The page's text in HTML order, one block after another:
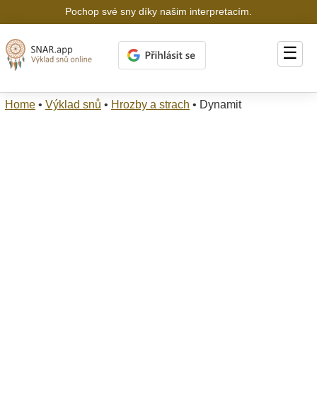
Pochop své sny díky našim interpretacím.
☰
Home • Výklad snů • Hrozby a strach • Dynamit